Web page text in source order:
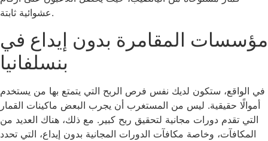
عشوائية ثابتة.
مؤسسات المقامرة بدون إيداع في
بنسلفانيا
في الواقع، ستكون لديك نفس فرص الربح التي يتمتع بها من يستخدم
أموالًا حقيقية. ليس من المستغرب أن يجرب البعض ماكينات القمار
التي تقدم دورات مجانية لتحقيق ربح كبير. مع ذلك، هناك العديد من
المكافآت، وخاصة مكافآت الدورات المجانية بدون إيداع، التي تحدد